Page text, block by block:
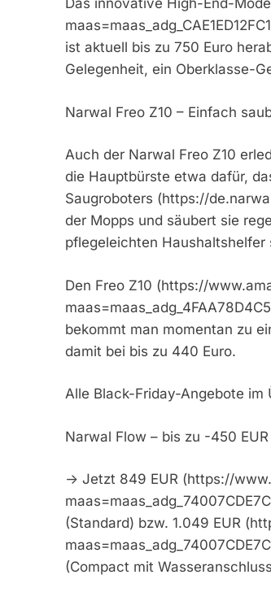
Das innovative High-End-
ist aktuell bis zu 750 Euro
Gelegenheit, ein Oberklasse-
Narwal Freo Z10 – Einfach
Auch der Narwal Freo Z10
die Hauptbürste etwa dafür,
Saugroboters (https://
der Mopps und säubert sie
pflegeleichten
Den Freo Z10 (https://
bekommt man momentan zu
damit bei bis zu 440 Euro.
Alle Black-Friday-Angebote im
Narwal Flow – bis zu -450
-> Jetzt 849 EUR (https://
(Standard) bzw. 1.049 EUR
(Compact mit